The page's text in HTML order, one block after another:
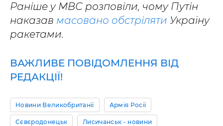
Раніше у МВС розповіли, чому Путін
наказав масовано обстріляти Україну
ракетами.
ВАЖЛИВЕ ПОВІДОМЛЕННЯ ВІД
РЕДАКЦІЇ!
Новини Великобританії Армія Росії
Сєвєродонецьк Лисичанськ - новини